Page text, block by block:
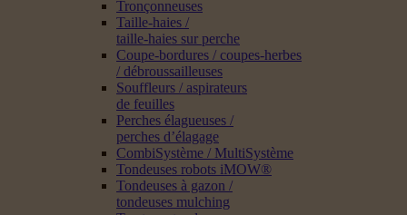
Tronçonneuses
Taille-haies /
taille-haies sur perche
Coupe-bordures / coupes-herbes
/ débroussailleuses
Souffleurs / aspirateurs
de feuilles
Perches élagueuses /
perches d’élagage
CombiSystème / MultiSystème
Tondeuses robots iMOW®
Tondeuses à gazon /
tondeuses mulching